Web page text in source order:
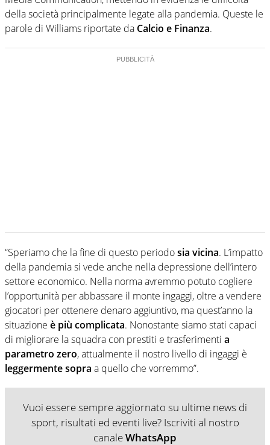
della società principalmente legate alla pandemia. Queste le
parole di Williams riportate da Calcio e Finanza.
“Speriamo che la fine di questo periodosia vicina. L’impatto
della pandemia si vede anche nella depressione dell’intero
settore economico. Nella norma avremmo potuto cogliere
l’opportunità per abbassare il monte ingaggi, oltre a vendere
giocatori per ottenere denaro aggiuntivo, ma quest’anno la
situazione è più complicata. Nonostante siamo stati capaci
di migliorare la squadra con prestiti e trasferimenti a
parametro zero, attualmente il nostro livello di ingaggi è
leggermente sopra a quello che vorremmo”.
Vuoi essere sempre aggiornato su ultime news di
sport, risultati ed eventi live? Iscriviti al nostro
canaleWhatsApp